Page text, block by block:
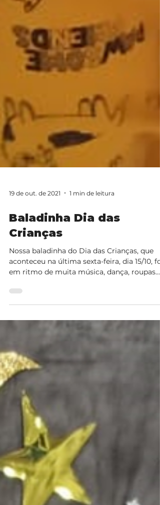
19 de out. de 2021
Baladinha Dia das
Crianças
Nossa baladinha do Dia das Crianças, que
em ritmo de muita música, dança, roupas...